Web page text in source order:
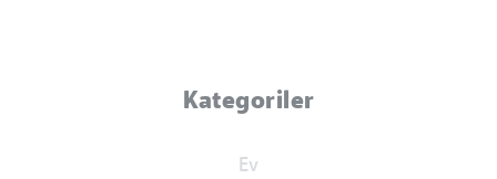
Kategoriler
Ev